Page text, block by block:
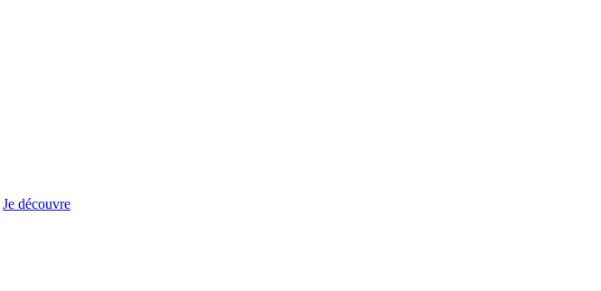
Je découvre